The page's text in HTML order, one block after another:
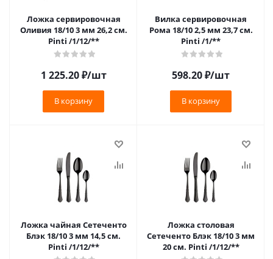
Ложка сервировочная
Оливия 18/10 3 мм 26,2 см.
Pinti /1/12/**
1 225.20₽/шт
В корзину
Вилка сервировочная
Рома 18/10 2,5 мм 23,7 см.
Pinti /1/**
598.20₽/шт
В корзину
Ложка чайная Сетеченто
Блэк 18/10 3 мм 14,5 см.
Pinti /1/12/**
Ложка столовая
Сетеченто Блэк 18/10 3 мм
20 см. Pinti /1/12/**